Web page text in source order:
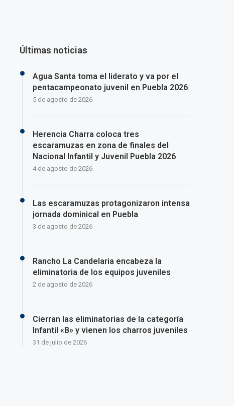
Últimas noticias
Agua Santa toma el liderato y va por el
pentacampeonato juvenil en Puebla 2026
5 de agosto de 2026
Herencia Charra coloca tres
escaramuzas en zona de finales del
Nacional Infantil y Juvenil Puebla 2026
4 de agosto de 2026
Las escaramuzas protagonizaron intensa
jornada dominical en Puebla
3 de agosto de 2026
Rancho La Candelaria encabeza la
eliminatoria de los equipos juveniles
2 de agosto de 2026
Cierran las eliminatorias de la categoría
Infantil «B» y vienen los charros juveniles
31 de julio de 2026